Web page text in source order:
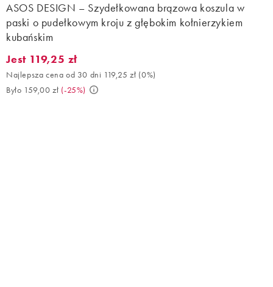
ASOS DESIGN – Szydełkowana brązowa koszula w
paski o pudełkowym kroju z głębokim kołnierzykiem
kubańskim
Jest 119,25 zł. Najlepsza cena od 30 dni 119,25 zł (0%). Było
Jest 119,25 zł
Najlepsza cena od 30 dni 119,25 zł (0%)
Było 159,00 zł (-25%)